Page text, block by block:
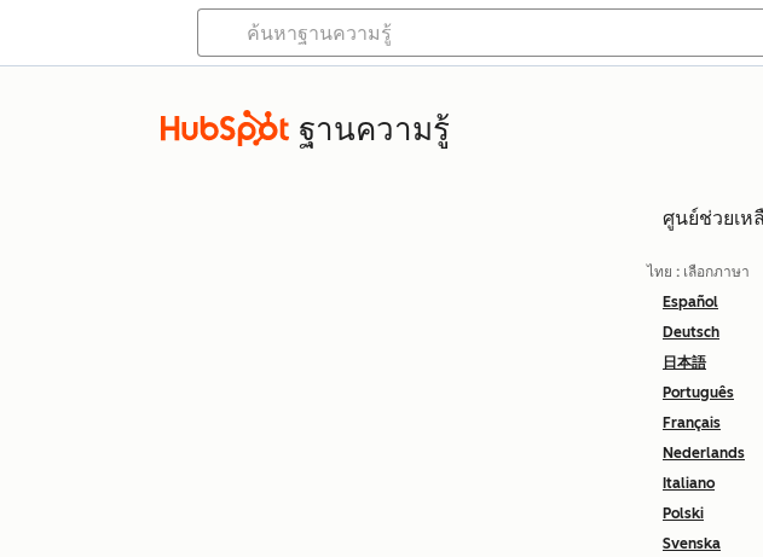
ฐานความรู้
ศูนย์ช่วยเห
ไทย : เลือกภาษา
Español
Deutsch
日本語
Português
Français
Nederlands
Italiano
Polski
Svenska